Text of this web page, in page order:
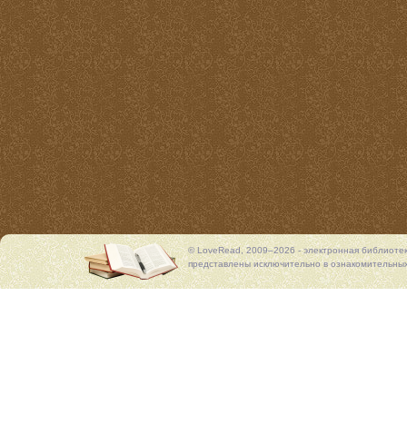
© LoveRead, 2009–2026 - электронная
представлены исключительно в